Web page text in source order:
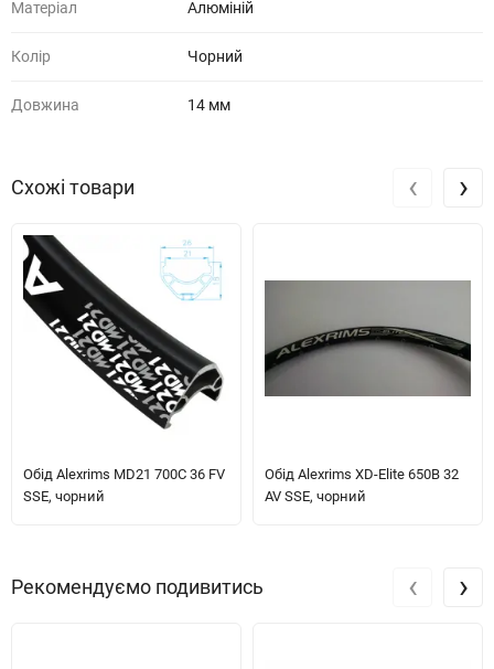
Матеріал Алюміній
Колір Чорний
Довжина 14 мм
Схожі товари
Обід Alexrims MD21 700C 36 FV
SSE, чорний
Обід Alexrims XD-Elite 650B 32
AV SSE, чорний
‹ ›
Рекомендуємо подивитись ‹ ›